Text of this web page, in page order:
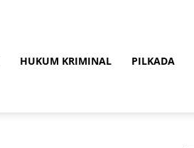
HUKUM KRIMINAL PILKADA